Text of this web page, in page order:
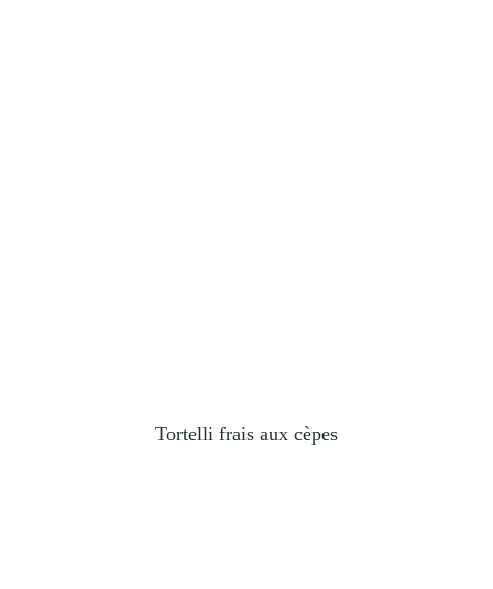
Tortelli frais aux cèpes